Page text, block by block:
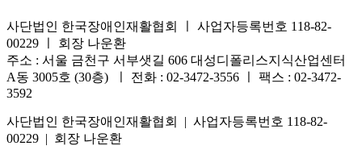
사단법인 한국장애인재활협회 ㅣ 사업자등록번호 118-82-
00229 ㅣ 회장 나운환
주소 : 서울 금천구 서부샛길 606 대성디폴리스지식산업센터
A동 3005호 (30층) ㅣ 전화 : 02-3472-3556 ㅣ 팩스 : 02-3472-
3592
사단법인 한국장애인재활협회 | 사업자등록번호 118-82-
00229 | 회장 나운환